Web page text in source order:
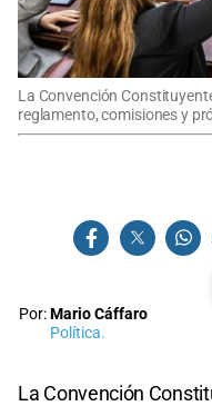
La Convención
reglamento, comisiones y
Por:Mario Cáffaro
Política.
La Convención